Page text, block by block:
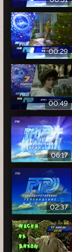
00:29
00:49
06:17
02:37